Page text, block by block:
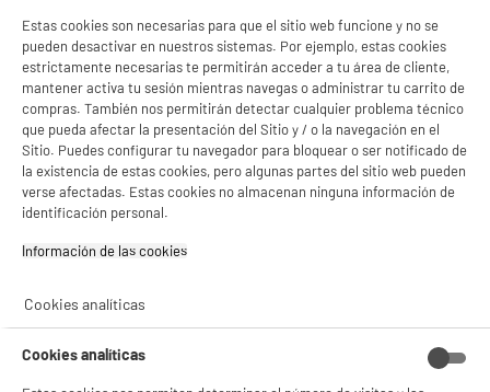
compare_product
Apoya-brazos : Fijo
Peso máximo soportado : 120 kg
Iluminación : Nee
165€94
Pago aplazos
ELECTROCHOLLOS
Compatibilidad : Ordenador Personal,Xbox
- compartir contenido adaptado a tus preferencias
- ofrecer publicidad y comunicaciones personalizadas
- facilitar el intercambio de contenido en las redes sociales
- analizar el tráfico en nuestro sitio web Consulta la política de cookies.
Consulta la política de cookies. .
Si aceptas, la experiencia será aún mejor. Si no acepta, se utilizarán cookies
estadísticas anónimas basadas en tu navegación. Puedes oponerte a su uso
gestionando sus cookies.
¡Buena visita!
Estas cookies son necesarias para que el sitio web funcione y no se
pueden desactivar en nuestros sistemas. Por ejemplo, estas cookies
estrictamente necesarias te permitirán acceder a tu área de cliente,
mantener activa tu sesión mientras navegas o administrar tu carrito de
compras. También nos permitirán detectar cualquier problema técnico
que pueda afectar la presentación del Sitio y / o la navegación en el
Sitio. Puedes configurar tu navegador para bloquear o ser notificado de
la existencia de estas cookies, pero algunas partes del sitio web pueden
verse afectadas. Estas cookies no almacenan ninguna información de
identificación personal.
Información de las cookies‎
Cookies analíticas
Cookies analíticas